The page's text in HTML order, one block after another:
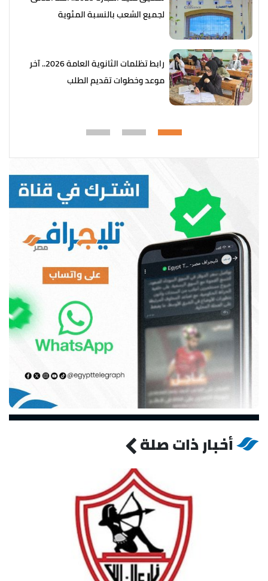
لجميع الشعب بالنسبة المئوية
رابط تظلمات الثانوية العامة 2026.. آخر
موعد وخطوات تقديم الطلب
أخبار ذات صلة